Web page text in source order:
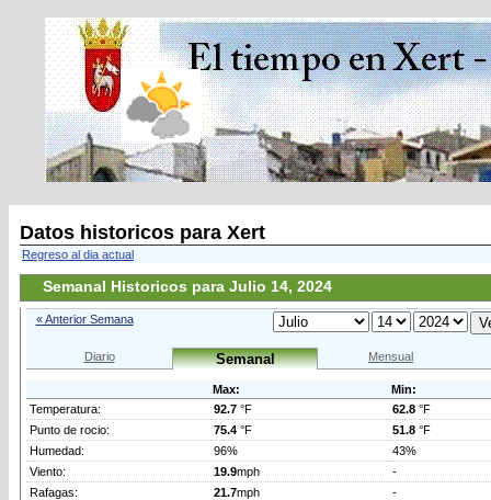
Datos historicos para Xert
Regreso al dia actual
Semanal Historicos para Julio 14, 2024
« Anterior Semana
Diario Semanal Mensual
Max:
Min:
Temperatura:
92.7 °F 62.8 °F
Punto de rocio:
75.4 °F 51.8 °F
Humedad:
96%
43%
Viento:
19.9mph
-
Rafagas:
21.7mph
-